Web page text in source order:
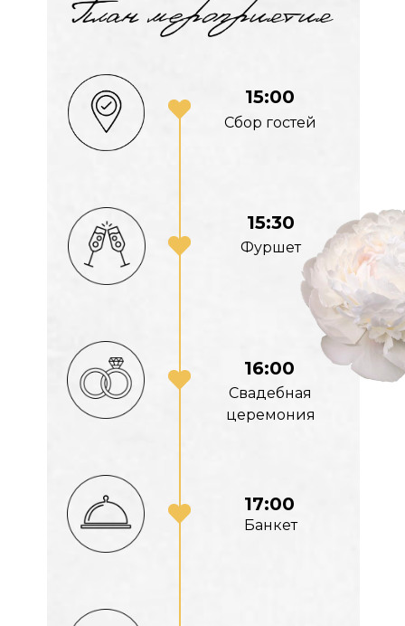
Фуршет
15:30
Cбор гостей
15:00
Свадебная
церемония
16:00
Банкет
17:00